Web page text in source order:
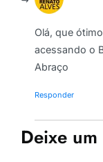
Olá, que
acessando o
Abraço
Responder
Deixe